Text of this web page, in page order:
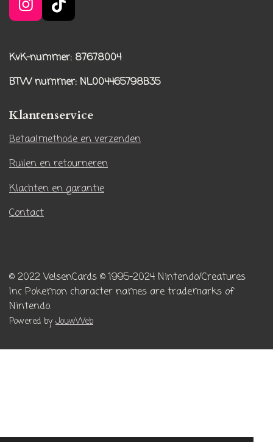
I
n
t
a
g
a
m
T
i
T
o
k
KvK-nummer: 87678004
BTW nummer: NL004465798B35
Klantenservice
Betaalmethode en verzenden
Ruilen en retourneren
Klachten en garantie
Contact
© 2022 VelsenCards © 1995-2024 Nintendo/Creatures
Inc Pokemon character names are trademarks of
Nintendo.
Powered byJouwWeb